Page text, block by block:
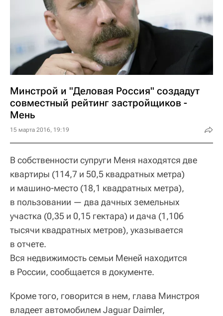
Минстрой и "Деловая Россия" создадут
совместный рейтинг застройщиков -
Мень
15 марта 2016, 19:19
В собственности супруги Меня находятся две
квартиры (114,7 и 50,5 квадратных метра)
и машино-место (18,1 квадратных метра),
в пользовании — два дачных земельных
участка (0,35 и 0,15 гектара) и дача (1,106
тысячи квадратных метров), указывается
в отчете.
Вся недвижимость семьи Меней находится
в России, сообщается в документе.
Кроме того, говорится в нем, глава Минстроя
владеет автомобилем Jaguar Daimler,